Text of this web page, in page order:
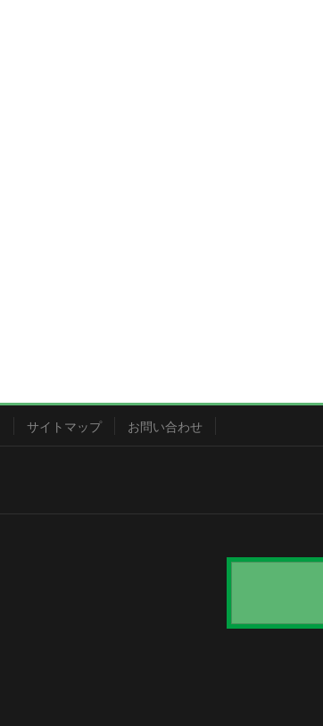
サイトマップ お問い合わせ